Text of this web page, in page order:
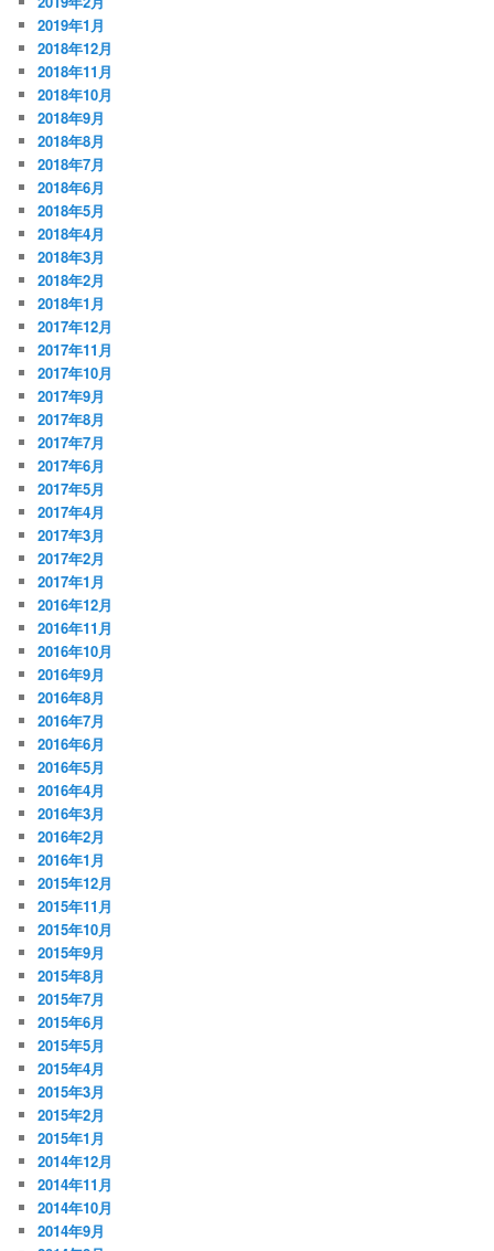
2019年1月
2018年12月
2018年11月
2018年10月
2018年9月
2018年8月
2018年7月
2018年6月
2018年5月
2018年4月
2018年3月
2018年2月
2018年1月
2017年12月
2017年11月
2017年10月
2017年9月
2017年8月
2017年7月
2017年6月
2017年5月
2017年4月
2017年3月
2017年2月
2017年1月
2016年12月
2016年11月
2016年10月
2016年9月
2016年8月
2016年7月
2016年6月
2016年5月
2016年4月
2016年3月
2016年2月
2016年1月
2015年12月
2015年11月
2015年10月
2015年9月
2015年8月
2015年7月
2015年6月
2015年5月
2015年4月
2015年3月
2015年2月
2015年1月
2014年12月
2014年11月
2014年10月
2014年9月